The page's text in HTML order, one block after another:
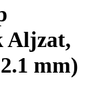
Aljzat,
mm)